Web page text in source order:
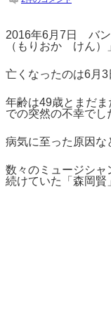
2016年6月7日 バン
（もりおか けん）
亡くなったのは6月3
年齢は49歳とまだ
での突然の不幸でし
病気に至った原因な
数々のミュージシャ
続けていた「森岡賢